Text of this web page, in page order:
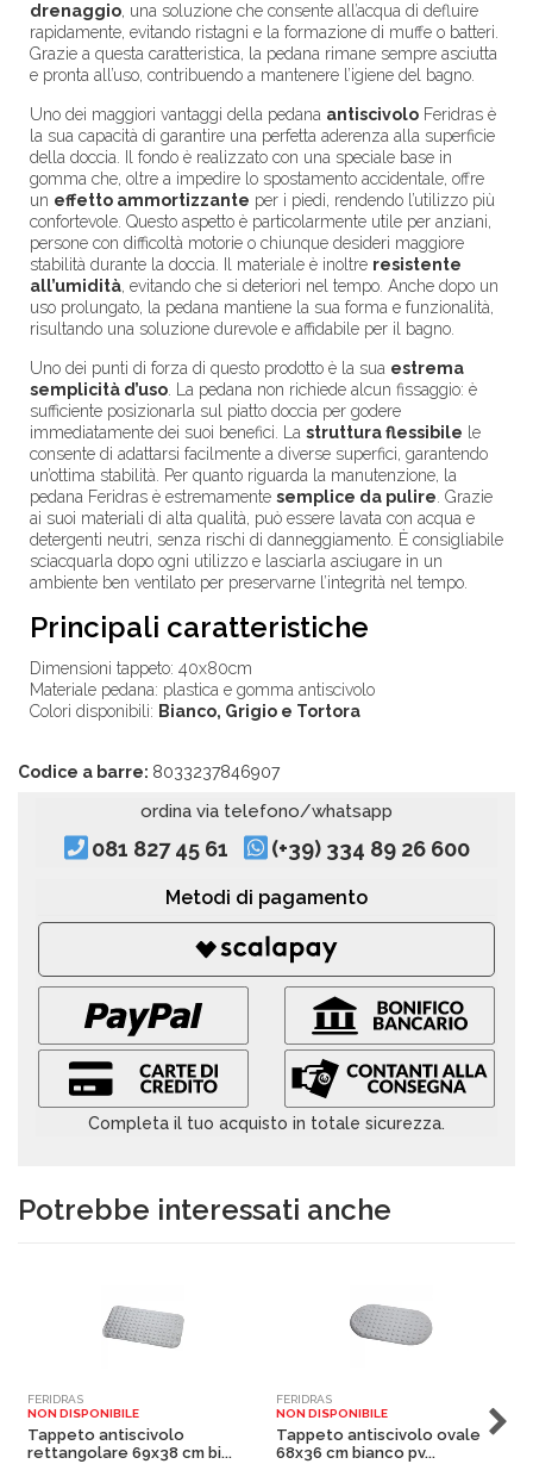
drenaggio, una soluzione che consente all’acqua di defluire
rapidamente, evitando ristagni e la formazione di muffe o batteri.
Grazie a questa caratteristica, la pedana rimane sempre asciutta
e pronta all’uso, contribuendo a mantenere l’igiene del bagno.
Uno dei maggiori vantaggi della pedana antiscivolo Feridras è
la sua capacità di garantire una perfetta aderenza alla superficie
della doccia. Il fondo è realizzato con una speciale base in
gomma che, oltre a impedire lo spostamento accidentale, offre
un effetto ammortizzante per i piedi, rendendo l’utilizzo più
confortevole. Questo aspetto è particolarmente utile per anziani,
persone con difficoltà motorie o chiunque desideri maggiore
stabilità durante la doccia. Il materiale è inoltre resistente
all’umidità, evitando che si deteriori nel tempo. Anche dopo un
uso prolungato, la pedana mantiene la sua forma e funzionalità,
risultando una soluzione durevole e affidabile per il bagno.
Uno dei punti di forza di questo prodotto è la sua estrema
semplicità d’uso . La pedana non richiede alcun fissaggio: è
sufficiente posizionarla sul piatto doccia per godere
immediatamente dei suoi benefici. La struttura flessibile le
consente di adattarsi facilmente a diverse superfici, garantendo
un’ottima stabilità. Per quanto riguarda la manutenzione, la
pedana Feridras è estremamente semplice da pulire . Grazie
ai suoi materiali di alta qualità, può essere lavata con acqua e
detergenti neutri, senza rischi di danneggiamento. È consigliabile
sciacquarla dopo ogni utilizzo e lasciarla asciugare in un
ambiente ben ventilato per preservarne l’integrità nel tempo.
Principali caratteristiche
Dimensioni tappeto: 40x80cm
Materiale pedana: plastica e gomma antiscivolo
Colori disponibili: Bianco, Grigio e Tortora
Codice a barre: 8033237846907
ordina via telefono/whatsapp
081 827 45 61 (+39) 334 89 26 600
Metodi di pagamento
Completa il tuo acquisto in totale sicurezza.
Potrebbe interessati anche
FERIDRAS
NON DISPONIBILE
Tappeto antiscivolo
rettangolare 69x38 cm bi...
FERIDRAS
NON DISPONIBILE
Tappeto antiscivolo ovale
68x36 cm bianco pv...